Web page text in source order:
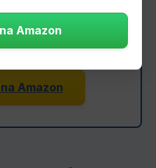
desta uma leitura
Amazon
Amazon